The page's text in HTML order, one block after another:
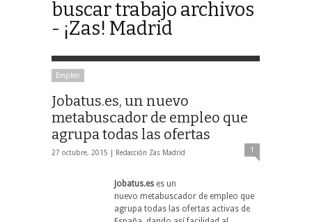
buscar trabajo archivos
- ¡Zas! Madrid
Empleo
Jobatus.es, un nuevo
metabuscador de empleo que
agrupa todas las ofertas
27 octubre, 2015 | Redacción Zas Madrid 1
Jobatus.es es un
nuevo metabuscador de empleo que
agrupa todas las ofertas activas de